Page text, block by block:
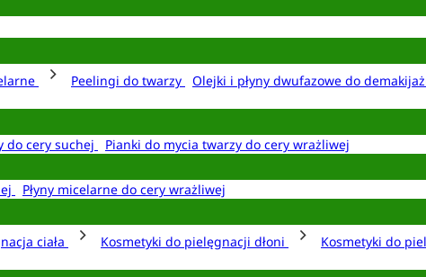
Peelingi do twarzy Olejki i płyny dwufazowe do
do cery suchej
Pianki do mycia twarzy do cery wrażliwej
Płyny micelarne do cery wrażliwej
ciała Kosmetyki do pielęgnacji dłoni Kosmetyki do